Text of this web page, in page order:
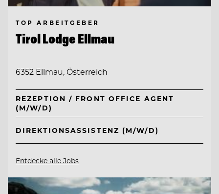
TOP ARBEITGEBER
Tirol Lodge Ellmau
6352 Ellmau, Österreich
REZEPTION / FRONT OFFICE AGENT
(M/W/D)
DIREKTIONSASSISTENZ (M/W/D)
Entdecke alle Jobs